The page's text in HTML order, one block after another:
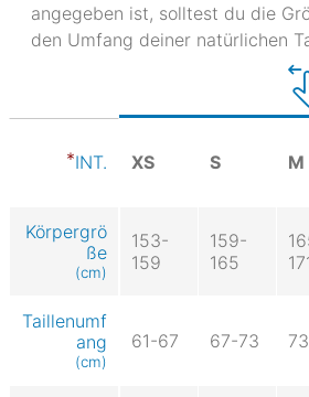
angegeben ist, solltest du die
den Umfang deiner natürlichen
INT. XS S M
Körpergrö
ße
(cm)
153-
159
159-
165
Taillenumf
ang
(cm)
61-67 67-73